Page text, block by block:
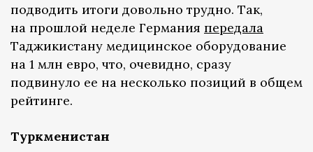
подводить итоги довольно трудно. Так,
на прошлой неделе Германия передала
Таджикистану медицинское оборудование
на 1 млн евро, что, очевидно, сразу
подвинуло ее на несколько позиций в общем
рейтинге.
Туркменистан